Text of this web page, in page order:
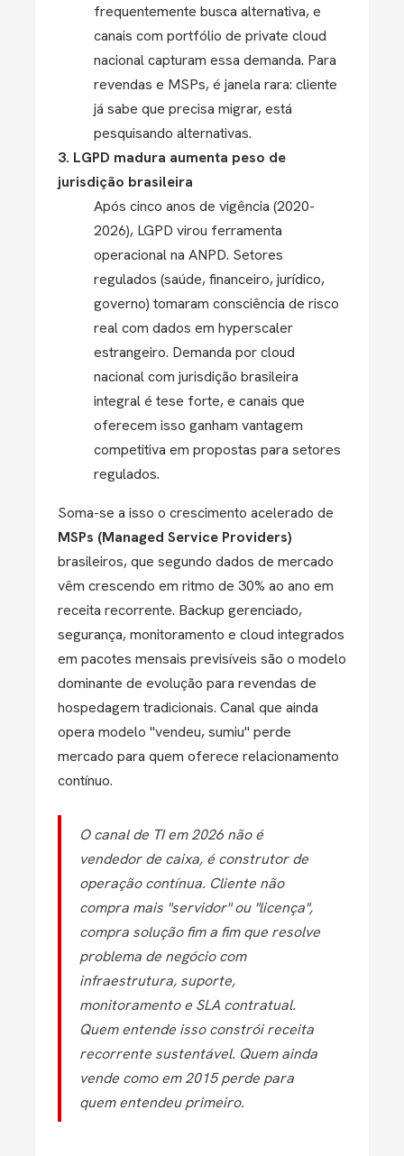
frequentemente busca alternativa, e
canais com portfólio de private cloud
nacional capturam essa demanda. Para
revendas e MSPs, é janela rara: cliente
já sabe que precisa migrar, está
pesquisando alternativas.
3. LGPD madura aumenta peso de
jurisdição brasileira
Após cinco anos de vigência (2020-
2026), LGPD virou ferramenta
operacional na ANPD. Setores
regulados (saúde, financeiro, jurídico,
governo) tomaram consciência de risco
real com dados em hyperscaler
estrangeiro. Demanda por cloud
nacional com jurisdição brasileira
integral é tese forte, e canais que
oferecem isso ganham vantagem
competitiva em propostas para setores
regulados.
Soma-se a isso o crescimento acelerado de
MSPs (Managed Service Providers)
brasileiros, que segundo dados de mercado
vêm crescendo em ritmo de 30% ao ano em
receita recorrente. Backup gerenciado,
segurança, monitoramento e cloud integrados
em pacotes mensais previsíveis são o modelo
dominante de evolução para revendas de
hospedagem tradicionais. Canal que ainda
opera modelo "vendeu, sumiu" perde
mercado para quem oferece relacionamento
contínuo.
O canal de TI em 2026 não é
vendedor de caixa, é construtor de
operação contínua. Cliente não
compra mais "servidor" ou "licença",
compra solução fim a fim que resolve
problema de negócio com
infraestrutura, suporte,
monitoramento e SLA contratual.
Quem entende isso constrói receita
recorrente sustentável. Quem ainda
vende como em 2015 perde para
quem entendeu primeiro.